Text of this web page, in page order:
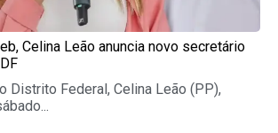
Celina Leão anuncia novo secretário
Distrito Federal, Celina Leão (PP),